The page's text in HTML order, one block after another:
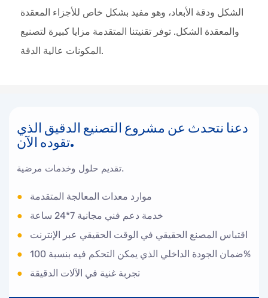
الشكل ودقة الأبعاد، وهو مفيد بشكل خاص للأجزاء المعقدة
والمعقدة الشكل. توفر تقنيتنا المتقدمة مزايا كبيرة لتصنيع
المكونات عالية الدقة.
دعنا نتحدث عن مشروع التصنيع الدقيق الذي
تقوده الآن.
تقديم حلول وخدمات مرضية.
●
موارد معدات المعالجة المتقدمة
●
خدمة دعم فني مجانية 7*24 ساعة
●
اقتباس المصنع الحقيقي في الوقت الحقيقي عبر الإنترنت
●
ضمان الجودة الداخلي الذي يمكن التحكم فيه بنسبة 100%
●
تجربة غنية في الآلات الدقيقة